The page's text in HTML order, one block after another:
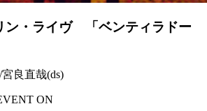
ン・ライヴ 「ベンティラドー
良直哉(ds)
ON